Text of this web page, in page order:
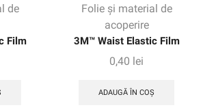
de
Film
Folie și material de
acoperire
3M™ Waist Elastic Film
0,40 lei
ADAUGĂ ÎN COȘ